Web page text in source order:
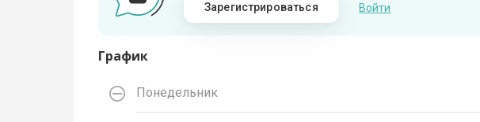
Зарегистрироваться Войти
График
Понедельник